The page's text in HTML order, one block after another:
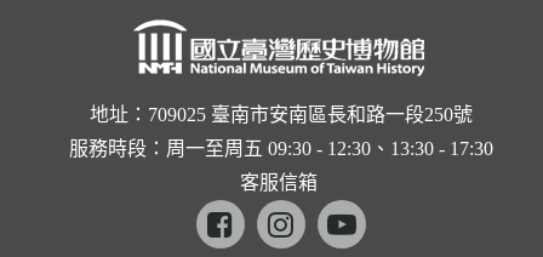
地址：709025 臺南市安南區長和路一段250號
服務時段：周一至周五 09:30 - 12:30、13:30 - 17:30
客服信箱
Facebookinstagramyoutube